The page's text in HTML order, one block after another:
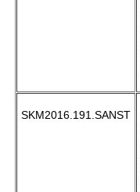
SKM2016.191.SANST